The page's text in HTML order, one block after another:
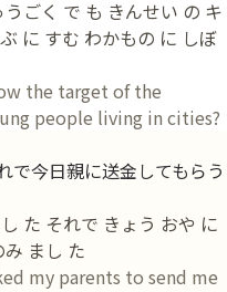
ごく で も きんせい の キ
に すむ わかもの に しぼ
the target of the
people living in cities?
で今日親に送金してもらう
た それで きょう おや に
まし た
my parents to send me